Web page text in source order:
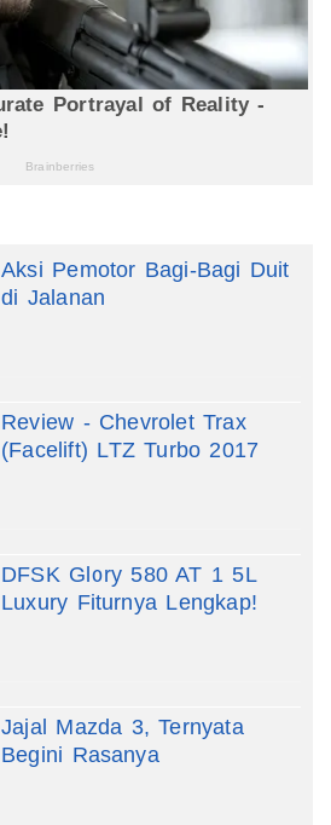
Aksi Pemotor Bagi-Bagi Duit
di Jalanan
Review - Chevrolet Trax
(Facelift) LTZ Turbo 2017
DFSK Glory 580 AT 1 5L
Luxury Fiturnya Lengkap!
Jajal Mazda 3, Ternyata
Begini Rasanya